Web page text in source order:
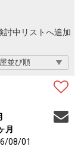
討中リストへ追加
月
08/01